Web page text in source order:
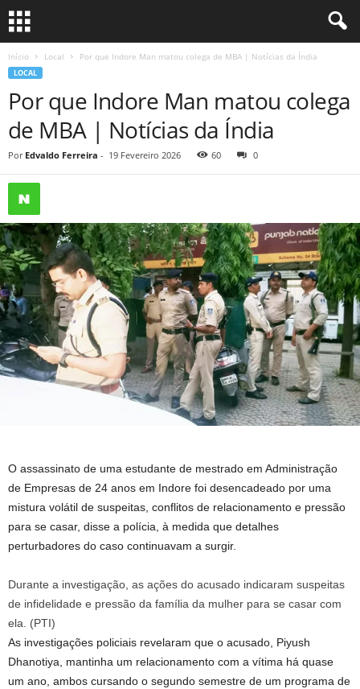
Início Local Por que Indore Man matou colega de MBA | Notícias da Índia
LOCAL
Por que Indore Man matou colega
de MBA | Notícias da Índia
Por Edvaldo Ferreira - 19 Fevereiro 2026 60 0
O assassinato de uma estudante de mestrado em Administração
de Empresas de 24 anos em Indore foi desencadeado por uma
mistura volátil de suspeitas, conflitos de relacionamento e pressão
para se casar, disse a polícia, à medida que detalhes
perturbadores do caso continuavam a surgir.
Durante a investigação, as ações do acusado indicaram suspeitas
de infidelidade e pressão da família da mulher para se casar com
ela. (PTI)
As investigações policiais revelaram que o acusado, Piyush
Dhanotiya, mantinha um relacionamento com a vítima há quase
um ano, ambos cursando o segundo semestre de um programa de